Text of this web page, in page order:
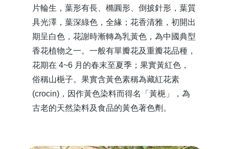
片輪生，葉形有長、橢圓形、倒披針形，葉質
具光澤，葉深綠色，全緣；花香清雅，初開出
期呈白色，花謝時漸轉為乳黃色，為中國典型
香花植物之一。一般有單瓣花及重瓣花品種，
花期在 4~6 月的春末至夏季；果實黃紅色，
俗稱山梔子。果實含黃色素稱為藏紅花素
(crocin)，因作黃色染料而得名「黃梔」，為
古老的天然染料及食品的黃色著色劑。